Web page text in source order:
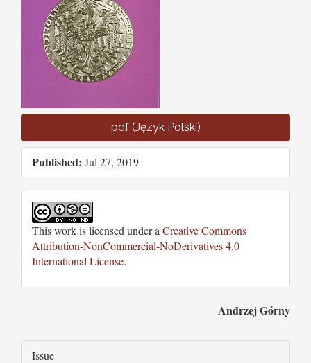
pdf (Język Polski)
Published: Jul 27, 2019
This work is licensed under a Creative Commons
Attribution-NonCommercial-NoDerivatives 4.0
International License.
Article
Andrzej Górny
Article
Issue